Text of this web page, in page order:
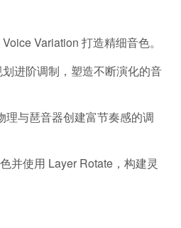
Variation 打造精细音色。
进阶调制，塑造不断演化的音
理与琶音器创建富节奏感的调
并使用 Layer Rotate，构建灵